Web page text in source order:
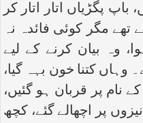
باپ پگڑیاں اتار اتار کر
مگر کوئی فائدہ نہ
وہ بیان کرنے کے لیے
کتنا خون بہہ گیا،
نام پر قربان ہو گئیں،
پر اچھالے گئے، کچھ